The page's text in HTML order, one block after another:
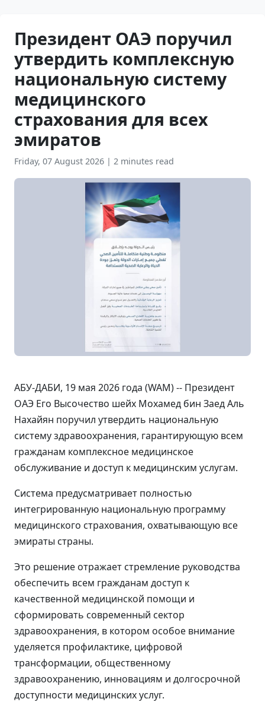
Президент ОАЭ поручил
утвердить комплексную
национальную систему
медицинского
страхования для всех
эмиратов
Friday, 07 August 2026 | 2 minutes read
АБУ-ДАБИ, 19 мая 2026 года (WAM) -- Президент
ОАЭ Его Высочество шейх Мохамед бин Заед Аль
Нахайян поручил утвердить национальную
систему здравоохранения, гарантирующую всем
гражданам комплексное медицинское
обслуживание и доступ к медицинским услугам.
Система предусматривает полностью
интегрированную национальную программу
медицинского страхования, охватывающую все
эмираты страны.
Это решение отражает стремление руководства
обеспечить всем гражданам доступ к
качественной медицинской помощи и
сформировать современный сектор
здравоохранения, в котором особое внимание
уделяется профилактике, цифровой
трансформации, общественному
здравоохранению, инновациям и долгосрочной
доступности медицинских услуг.